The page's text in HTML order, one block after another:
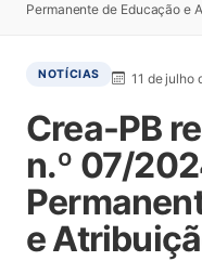
Permanente de Educação e
NOTÍCIAS 11 de julho
Crea-PB
n.º 07/
e